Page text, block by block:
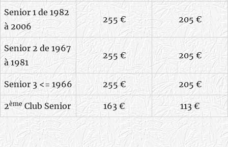
Senior 1 de 1982
à 2006
255 € 205 €
Senior 2 de 1967
à 1981
255 € 205 €
Senior 3 <= 1966 255 € 205 €
2ème Club Senior 163 € 113 €